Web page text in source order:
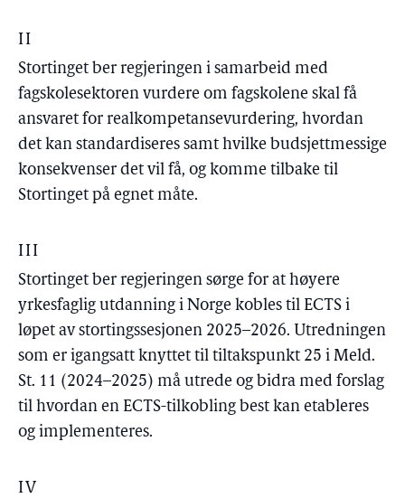
II
Stortinget ber regjeringen i samarbeid med
fagskolesektoren vurdere om fagskolene skal få
ansvaret for realkompetansevurdering, hvordan
det kan standardiseres samt hvilke budsjettmessige
konsekvenser det vil få, og komme tilbake til
Stortinget på egnet måte.
III
Stortinget ber regjeringen sørge for at høyere
yrkesfaglig utdanning i Norge kobles til ECTS i
løpet av stortingssesjonen 2025–2026. Utredningen
som er igangsatt knyttet til tiltakspunkt 25 i Meld.
St. 11 (2024–2025) må utrede og bidra med forslag
til hvordan en ECTS-tilkobling best kan etableres
og implementeres.
IV